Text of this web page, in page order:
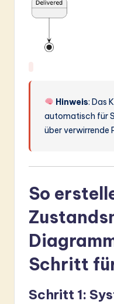
Hinweis: Das
automatisch für
über verwirrende
So
Schritt
Schritt 1: